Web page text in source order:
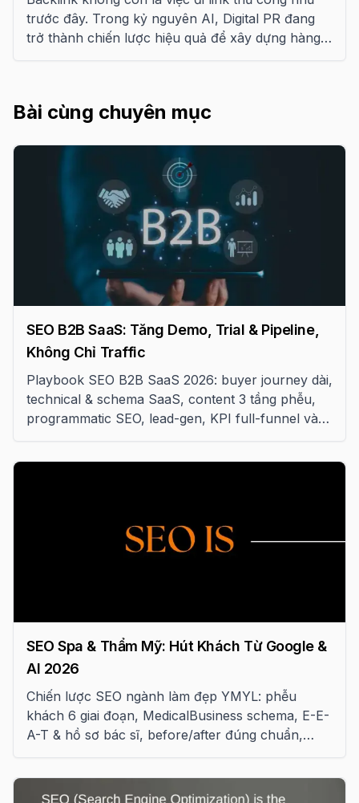
trước đây. Trong kỷ nguyên AI, Digital PR đang
trở thành chiến lược hiệu quả để xây dựng hàng
Bài cùng chuyên mục
SEO B2B SaaS: Tăng Demo, Trial & Pipeline,
Không Chỉ Traffic
Playbook SEO B2B SaaS 2026: buyer journey dài,
technical & schema SaaS, content 3 tầng phễu,
programmatic SEO, lead-gen, KPI full-funnel và
SEO Spa & Thẩm Mỹ: Hút Khách Từ Google &
AI 2026
Chiến lược SEO ngành làm đẹp YMYL: phễu
khách 6 giai đoạn, MedicalBusiness schema, E-E-
A-T & hồ sơ bác sĩ, before/after đúng chuẩn,